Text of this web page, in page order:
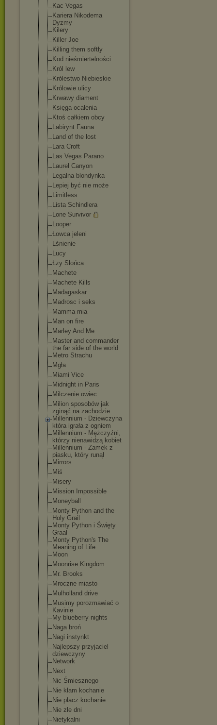
Kac Vegas
Kariera Nikodema
Dyzmy
Kilery
Killer Joe
Killing them softly
Kod nieśmiertelności
Król lew
Królestwo Niebieskie
Królowie ulicy
Krwawy diament
Księga ocalenia
Ktoś całkiem obcy
Labirynt Fauna
Land of the lost
Lara Croft
Las Vegas Parano
Laurel Canyon
Legalna blondynka
Lepiej być nie może
Limitless
Lista Schindlera
Lone Survivor
Looper
Łowca jeleni
Lśnienie
Lucy
Łzy Słońca
Machete
Machete Kills
Madagaskar
Madrosc i seks
Mamma mia
Man on fire
Marley And Me
Master and commander
the far side of the world
Metro Strachu
Mgła
Miami Vice
Midnight in Paris
Milczenie owiec
Milion sposobów jak
zginąć na zachodzie
Millennium - Dziewczyna
która igrała z ogniem
Millennium - Mężczyźni,
którzy nienawidzą kobiet
Millennium - Zamek z
piasku, który runął
Mirrors
Miś
Misery
Mission Impossible
Moneyball
Monty Python and the
Holy Grail
Monty Python i Święty
Graal
Monty Python's The
Meaning of Life
Moon
Moonrise Kingdom
Mr. Brooks
Mroczne miasto
Mulholland drive
Musimy porozmawiać o
Kavinie
My blueberry nights
Naga broń
Nagi instynkt
Najlepszy przyjaciel
dziewczyny
Network
Next
Nic Śmiesznego
Nie kłam kochanie
Nie placz kochanie
Nie zle dni
Nietykalni